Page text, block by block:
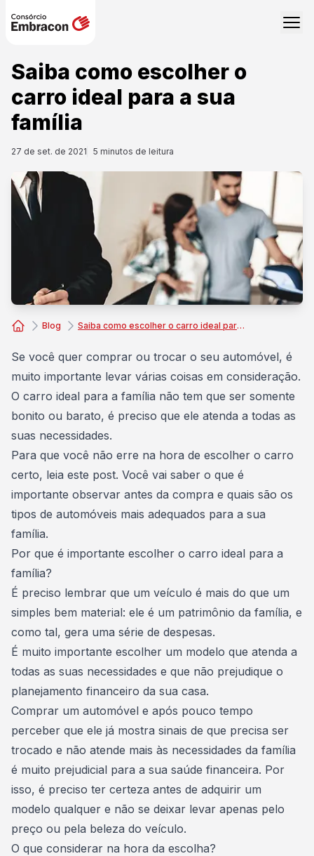
Saiba como escolher o
carro ideal para a sua
família
27 de set. de 2021 5 minutos de leitura
Blog Saiba como escolher o carro ideal para a sua família
Se você quer comprar ou trocar o seu automóvel, é
muito importante levar várias coisas em consideração.
O carro ideal para a família não tem que ser somente
bonito ou barato, é preciso que ele atenda a todas as
suas necessidades.
Para que você não erre na hora de escolher o carro
certo, leia este post. Você vai saber o que é
importante observar antes da compra e quais são os
tipos de automóveis mais adequados para a sua
família.
Por que é importante escolher o carro ideal para a
família?
É preciso lembrar que um veículo é mais do que um
simples bem material: ele é um patrimônio da família, e
como tal, gera uma série de despesas.
É muito importante escolher um modelo que atenda a
todas as suas necessidades e que não prejudique o
planejamento financeiro da sua casa.
Comprar um automóvel e após pouco tempo
perceber que ele já mostra sinais de que precisa ser
trocado e não atende mais às necessidades da família
é muito prejudicial para a sua saúde financeira. Por
isso, é preciso ter certeza antes de adquirir um
modelo qualquer e não se deixar levar apenas pelo
preço ou pela beleza do veículo.
O que considerar na hora da escolha?